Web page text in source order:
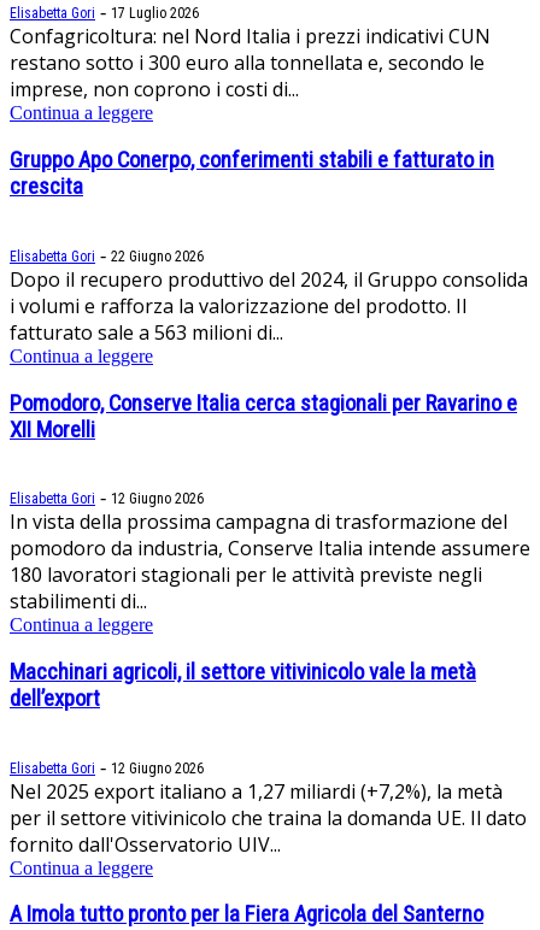
Elisabetta Gori - 17 Luglio 2026
Confagricoltura: nel Nord Italia i prezzi indicativi CUN
restano sotto i 300 euro alla tonnellata e, secondo le
imprese, non coprono i costi di...
Continua a leggere
Gruppo Apo Conerpo, conferimenti stabili e fatturato in
crescita
Elisabetta Gori - 22 Giugno 2026
Dopo il recupero produttivo del 2024, il Gruppo consolida
i volumi e rafforza la valorizzazione del prodotto. Il
fatturato sale a 563 milioni di...
Continua a leggere
Pomodoro, Conserve Italia cerca stagionali per Ravarino e
XII Morelli
Elisabetta Gori - 12 Giugno 2026
In vista della prossima campagna di trasformazione del
pomodoro da industria, Conserve Italia intende assumere
180 lavoratori stagionali per le attività previste negli
stabilimenti di...
Continua a leggere
Macchinari agricoli, il settore vitivinicolo vale la metà
dell’export
Elisabetta Gori - 12 Giugno 2026
Nel 2025 export italiano a 1,27 miliardi (+7,2%), la metà
per il settore vitivinicolo che traina la domanda UE. Il dato
fornito dall'Osservatorio UIV...
Continua a leggere
A Imola tutto pronto per la Fiera Agricola del Santerno